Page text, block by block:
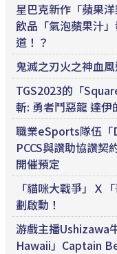
星巴克新作「蘋果
飲品「氣泡蘋果汁
道！？
鬼滅之刃火之神血
TGS2023的「
斬: 勇者鬥惡龍 達伊
職業eSports隊伍
PCCS與讚助協讚契
開催預定
「貓咪大戰爭」Ｘ
劃啟動！
游戲主播Ushizawa
Hawaii」Captain